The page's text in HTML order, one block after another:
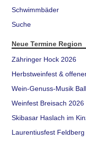
Schwimmbäder
Suche
Neue Termine Region
Zähringer Hock 2026
Herbstweinfest &
Wein-Genuss-Musik
Weinfest Breisach 2026
Skibasar Haslach im
Laurentiusfest